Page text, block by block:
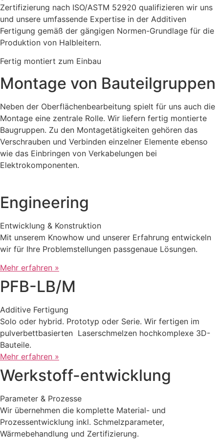
Zertifizierung nach ISO/ASTM 52920 qualifizieren wir uns
und unsere umfassende Expertise in der Additiven
Fertigung gemäß der gängigen Normen-Grundlage für die
Produktion von Halbleitern.
Fertig montiert zum Einbau
Montage von Bauteilgruppen
Neben der Oberflächenbearbeitung spielt für uns auch die
Montage eine zentrale Rolle. Wir liefern fertig montierte
Baugruppen. Zu den Montagetätigkeiten gehören das
Verschrauben und Verbinden einzelner Elemente ebenso
wie das Einbringen von Verkabelungen bei
Elektrokomponenten.
Engineering
Entwicklung & Konstruktion
Mit unserem Knowhow und unserer Erfahrung entwickeln
wir für Ihre Problemstellungen passgenaue Lösungen.
Mehr erfahren »
PFB-LB/M
Additive Fertigung
Solo oder hybrid. Prototyp oder Serie. Wir fertigen im
pulverbettbasierten Laserschmelzen hochkomplexe 3D-
Bauteile.
Mehr erfahren »
Werkstoff-entwicklung
Parameter & Prozesse
Wir übernehmen die komplette Material- und
Prozessentwicklung inkl. Schmelzparameter,
Wärmebehandlung und Zertifizierung.